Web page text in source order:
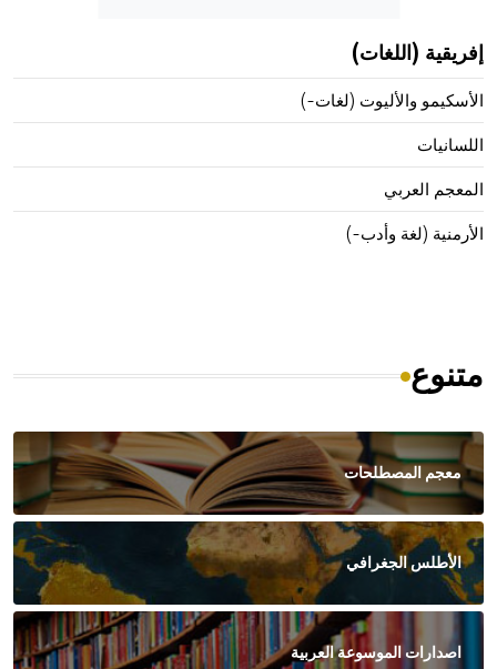
إفريقية (اللغات)
الأسكيمو والأليوت (لغات-)
اللسانيات
المعجم العربي
الأرمنية (لغة وأدب-)
متنوع
معجم المصطلحات
الأطلس الجغرافي
اصدارات الموسوعة العربية